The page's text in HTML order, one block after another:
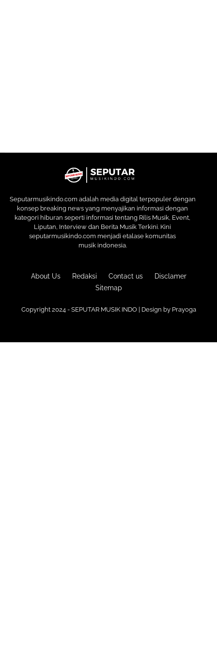
Seputarmusikindo.com adalah media digital terpopuler dengan
konsep breaking news yang menyajikan informasi dengan
kategori hiburan seperti informasi tentang Rilis Musik, Event,
Liputan, Interview dan Berita Musik Terkini. Kini
seputarmusikindo.com menjadi etalase komunitas
musik indonesia.
Copyright 2024 - SEPUTAR MUSIK INDO | Design by Prayoga
About Us Redaksi Contact us
Disclamer
Sitemap